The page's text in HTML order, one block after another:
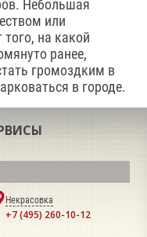
Небольшая
или
на какой
ранее,
громоздким в
в городе.
Некрасовка
+7 (495) 260-10-12